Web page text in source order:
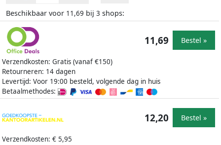
Beschikbaar voor 11,69 bij 3 shops:
Verzendkosten: Gratis (vanaf €150)
Retourneren: 14 dagen
Levertijd: Voor 19:00 besteld, volgende dag in huis
Betaalmethodes:
11,69 Bestel »
Verzendkosten: € 5,95
12,20 Bestel »